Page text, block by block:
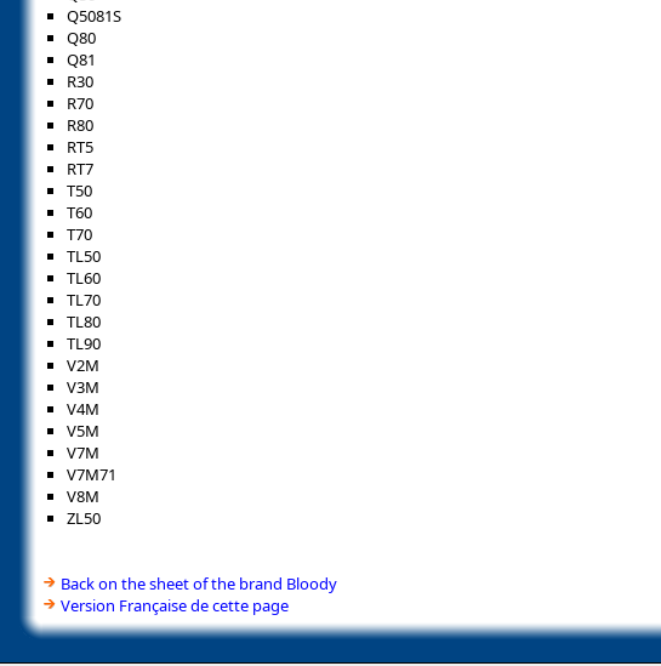
Q5081S
Q80
Q81
R30
R70
R80
RT5
RT7
T50
T60
T70
TL50
TL60
TL70
TL80
TL90
V2M
V3M
V4M
V5M
V7M
V7M71
V8M
ZL50
Back on the sheet of the brand Bloody
Version Française de cette page